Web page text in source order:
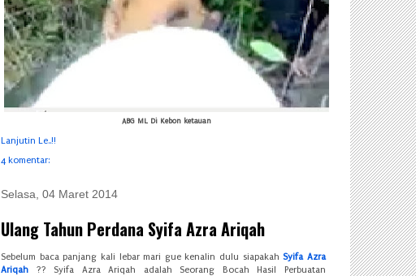
ABG ML Di Kebon ketauan
Lanjutin Le..!!
4 komentar:
Selasa, 04 Maret 2014
Ulang Tahun Perdana Syifa Azra Ariqah
Sebelum baca panjang kali lebar mari gue kenalin dulu siapakahSyifa Azra
Ariqah ?? Syifa Azra Ariqah adalah Seorang Bocah Hasil Perbuatan